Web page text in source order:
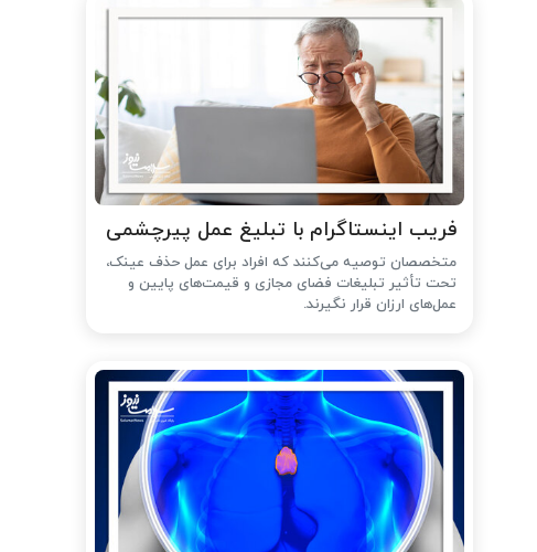
فریب اینستاگرام با تبلیغ عمل پیرچشمی
متخصصان توصیه می‌کنند که افراد برای عمل حذف عینک،
تحت تأثیر تبلیغات فضای مجازی و قیمت‌های پایین و
عمل‌های ارزان قرار نگیرند.